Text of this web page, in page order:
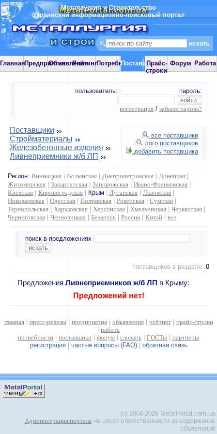
Металлургия и Строительство
Украинский информационно-поисковый портал
ГлавнаяПредприятияОбъявления
РейтингПотребностиПоставщики
Прайс-
строки
Форум Работа
пользователь: пароль:
регистрация / забыли пароль?
все поставщики
лого поставщиков
добавить поставщика
Поставщики
Стройматериалы
Железобетонные изделия
Ливнеприемники ж/б ЛП
Регион: Винницкая Волынская Днепропетровская Донецкая
Житомирская
Закарпатская Запорожская Ивано-Франковская
Киевская
Кировоградская Крым Луганская Львовская
Николаевская
Одесская Полтавская Ровенская Сумская
Тернопольская
Харьковская Херсонская Хмельницкая Черкасская
Черниговская
Черновицкая Беларусь Россия Китай все
поиск в предложениях
поставщиков в разделе: 0
Предложения Ливнеприемников ж/б ЛП в Крыму:
Предложений нет!
главная| пресс-релизы | предприятия| объявления| рейтинг| прайс-строки
работа
потребности
поставщики форум словарь ГОСТы
партнеры
регистрация| частые вопросы (FAQ)| обратная связь
(c) 2004-2026 MetalPortal.com.ua
Администрация портала не несет ответственности за содержание
объявлений